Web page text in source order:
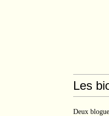
Les
Deux